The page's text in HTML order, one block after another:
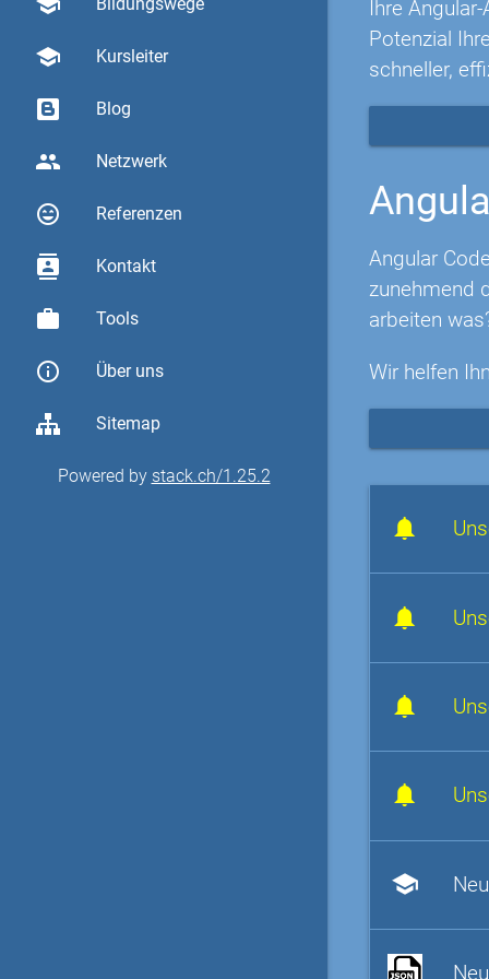
school Kursleiter
Blog
group Netzwerk
sentiment_very_satisfied Referenzen
contacts Kontakt
work Tools
info_outline Über uns
Sitemap
Powered by stack.ch/1.25.2
Ihre
Potenzial
schneller,
Angular
zunehmend
arbeiten
Wir helfen
school